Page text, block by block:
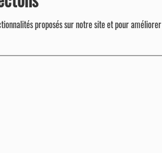
proposés sur notre site et pour améliorer